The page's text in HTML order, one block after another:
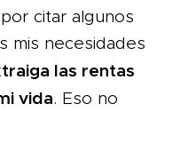
por citar algunos
mis necesidades
las rentas
vida. Eso no